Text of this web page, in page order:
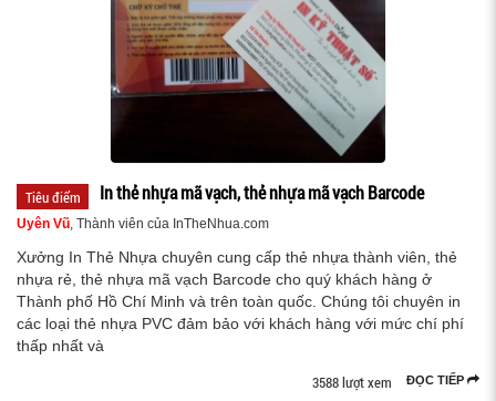
Tiêu điểm In thẻ nhựa mã vạch, thẻ nhựa mã vạch Barcode
Uyên Vũ, Thành viên của InTheNhua.com
Xưởng In Thẻ Nhựa chuyên cung cấp thẻ nhựa thành viên, thẻ
nhựa rẻ, thẻ nhựa mã vạch Barcode cho quý khách hàng ở
Thành phố Hồ Chí Minh và trên toàn quốc. Chúng tôi chuyên in
các loại thẻ nhựa PVC đảm bảo với khách hàng với mức chí phí
thấp nhất và
ĐỌC TIẾP
3588 lượt xem